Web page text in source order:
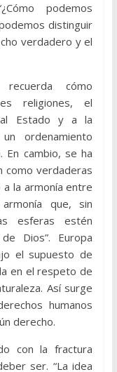
podemos
distinguir
verdadero y el
cómo
religiones, el
al Estado y a la
ordenamiento
En cambio, se ha
como verdaderas
la armonía entre
que, sin
esferas estén
Dios”. Europa
el supuesto de
en el respeto de
Así surge
humanos
derecho.
con la fractura
ser. “La idea